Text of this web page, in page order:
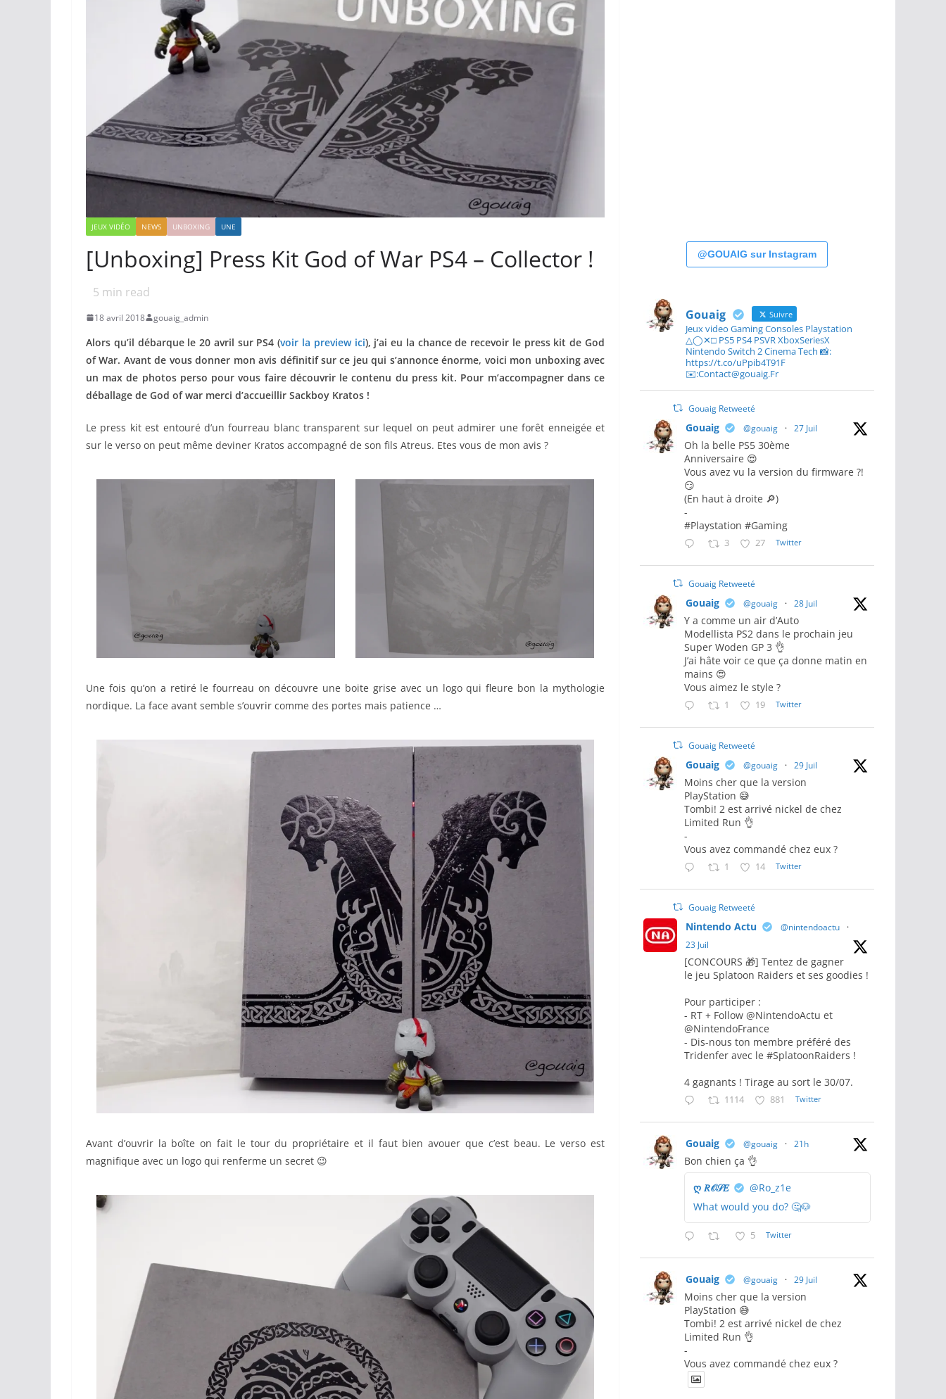
JEUX VIDÉO NEWS UNBOXING UNE
[Unboxing] Press Kit God of War PS4 – Collector !
5 min read
18 avril 2018 gouaig_admin
Alors qu’il débarque le 20 avril sur PS4 (voir la preview ici), j’ai eu la chance de recevoir le press kit de God
of War. Avant de vous donner mon avis définitif sur ce jeu qui s’annonce énorme, voici mon unboxing avec
un max de photos perso pour vous faire découvrir le contenu du press kit. Pour m’accompagner dans ce
déballage de God of war merci d’accueillir Sackboy Kratos !
Le press kit est entouré d’un fourreau blanc transparent sur lequel on peut admirer une forêt enneigée et
sur le verso on peut même deviner Kratos accompagné de son fils Atreus. Etes vous de mon avis ?
Une fois qu’on a retiré le fourreau on découvre une boite grise avec un logo qui fleure bon la mythologie
nordique. La face avant semble s’ouvrir comme des portes mais patience …
Avant d’ouvrir la boîte on fait le tour du propriétaire et il faut bien avouer que c’est beau. Le verso est
magnifique avec un logo qui renferme un secret 😉
@GOUAIG sur Instagram
Gouaig Suivre
Jeux video Gaming Consoles Playstation
△◯✕□ PS5 PS4 PSVR XboxSeriesX
Nintendo Switch 2 Cinema Tech 📸:
https://t.co/uPpib4T91F
✉️:Contact@gouaig.Fr
Gouaig Retweeté
Gouaig @gouaig · 27 Juil
Oh la belle PS5 30ème
Anniversaire 😍
Vous avez vu la version du firmware ?!
😏
(En haut à droite 🔎)
-
#Playstation #Gaming
3 27 Twitter
Gouaig Retweeté
Gouaig @gouaig · 28 Juil
Y a comme un air d’Auto
Modellista PS2 dans le prochain jeu
Super Woden GP 3 👌
J’ai hâte voir ce que ça donne matin en
mains 😍
Vous aimez le style ?
1 19 Twitter
Gouaig Retweeté
Gouaig @gouaig · 29 Juil
Moins cher que la version
PlayStation 😅
Tombi! 2 est arrivé nickel de chez
Limited Run 👌
-
Vous avez commandé chez eux ?
1 14 Twitter
Gouaig Retweeté
Nintendo Actu @nintendoactu
·
23 Juil
[CONCOURS 🎁] Tentez de gagner
le jeu Splatoon Raiders et ses goodies !
Pour participer :
- RT + Follow @NintendoActu et
@NintendoFrance
- Dis-nous ton membre préféré des
Tridenfer avec le #SplatoonRaiders !
4 gagnants ! Tirage au sort le 30/07.
1114 881 Twitter
Gouaig @gouaig · 21h
Bon chien ça 👌
ღ 𝑅𝒪𝒮𝐸
@Ro_z1e
What would you do? 🤔🐶
5 Twitter
Gouaig @gouaig · 29 Juil
Moins cher que la version
PlayStation 😅
Tombi! 2 est arrivé nickel de chez
Limited Run 👌
-
Vous avez commandé chez eux ?